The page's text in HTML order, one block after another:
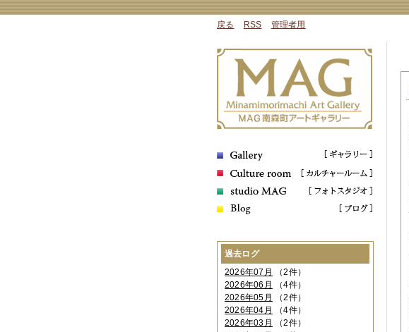
戻る RSS 管理者用
過去ログ
2026年07月
（2件）
2026年06月
（4件）
2026年05月
（2件）
2026年04月
（4件）
2026年03月
（2件）